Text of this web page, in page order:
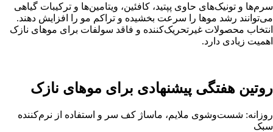
سرم‌ها و تونیک‌های حاوی پپتید، کافئین، ویتامین‌ها و ترکیبات گیاهی
می‌توانند رشد موها را سرعت بخشیده و تراکم مو را افزایش دهند.
انتخاب محصولات غیرتحریک‌کننده و فاقد سولفات برای موهای نازک
اهمیت زیادی دارد.
روتین هفتگی پیشنهادی برای موهای نازک
روزانه: شست‌وشوی ملایم، ماساژ کف سر و استفاده از نرم‌کننده
سبک